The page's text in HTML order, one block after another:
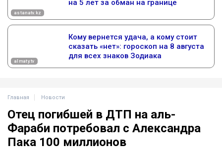
Главная Новости
Отец погибшей в ДТП на аль-
Фараби потребовал с Александра
Пака 100 миллионов